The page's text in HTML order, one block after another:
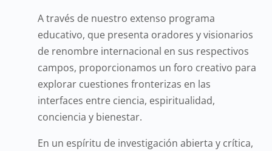
A través de nuestro extenso programa
educativo, que presenta oradores y visionarios
de renombre internacional en sus respectivos
campos, proporcionamos un foro creativo para
explorar cuestiones fronterizas en las
interfaces entre ciencia, espiritualidad,
conciencia y bienestar.
En un espíritu de investigación abierta y crítica,